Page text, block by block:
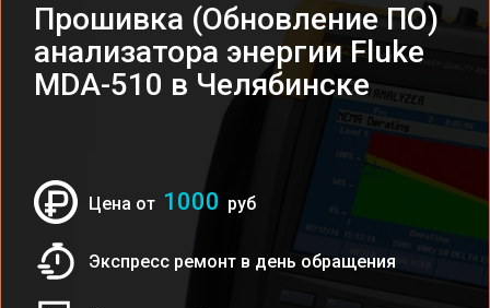
Прошивка (Обновление ПО)
анализатора энергии Fluke
MDA-510 в Челябинске
Цена от 1000 руб
Экспресс ремонт в день обращения